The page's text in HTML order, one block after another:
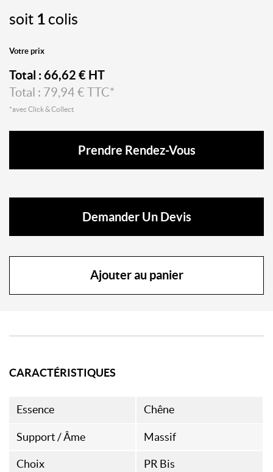
soit 1 colis
Votre prix
Total :66,62 € HT
Total : 79,94 € TTC*
*avec Click & Collect
Prendre Rendez-Vous
Demander Un Devis
Ajouter au panier
CARACTÉRISTIQUES
Essence Chêne
Support / Âme Massif
Choix PR Bis